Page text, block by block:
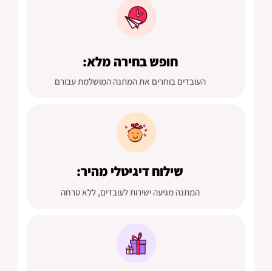
חופש בחירה מלא:
העובדים בוחרים את המתנה המושלמת עבורם
שילוח דיגיטלי מהיר:
המתנה מגיעה ישירות לעובדים, ללא טרחה